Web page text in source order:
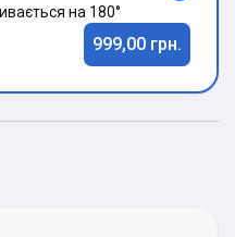
на 180°
999,00 грн.